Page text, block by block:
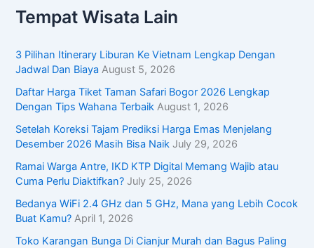
Tempat Wisata Lain
3 Pilihan Itinerary Liburan Ke Vietnam Lengkap Dengan
Jadwal Dan Biaya August 5, 2026
Daftar Harga Tiket Taman Safari Bogor 2026 Lengkap
Dengan Tips Wahana Terbaik August 1, 2026
Setelah Koreksi Tajam Prediksi Harga Emas Menjelang
Desember 2026 Masih Bisa Naik July 29, 2026
Ramai Warga Antre, IKD KTP Digital Memang Wajib atau
Cuma Perlu Diaktifkan? July 25, 2026
Bedanya WiFi 2.4 GHz dan 5 GHz, Mana yang Lebih Cocok
Buat Kamu? April 1, 2026
Toko Karangan Bunga Di Cianjur Murah dan Bagus Paling